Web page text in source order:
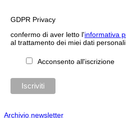
GDPR Privacy
confermo di aver letto l'informativa
al trattamento dei miei dati personali
Acconsento all'iscrizione
Archivio newsletter